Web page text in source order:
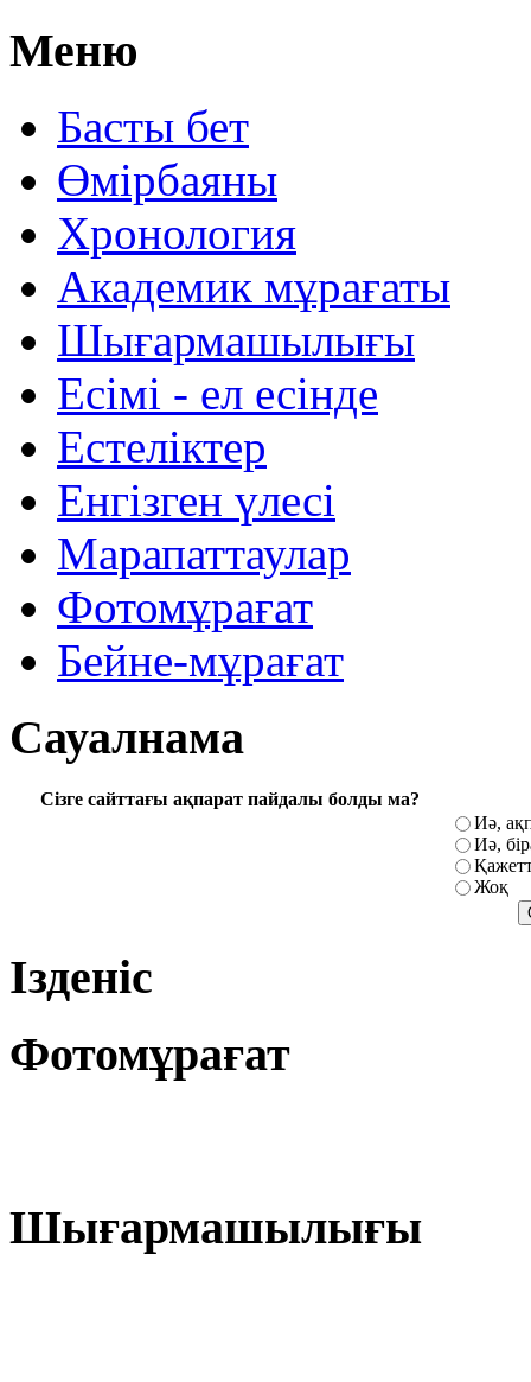
Меню
Басты бет
Өмірбаяны
Хронология
Aкадемик мұрағаты
Шығармашылығы
Есімі - ел есінде
Естеліктер
Енгізген үлесі
Марапаттаулар
Фотомұрағат
Бейне-мұрағат
Сауалнама
Сізге сайттағы ақпарат пайдалы болды ма?
Иә,
Иә,
Жоқ
Ізденіс
Фотомұрағат
Шығармашылығы